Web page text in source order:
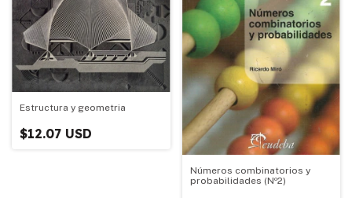
Estructura y geometria
$12.07 USD
Números combinatorios y
probabilidades (Nº2)